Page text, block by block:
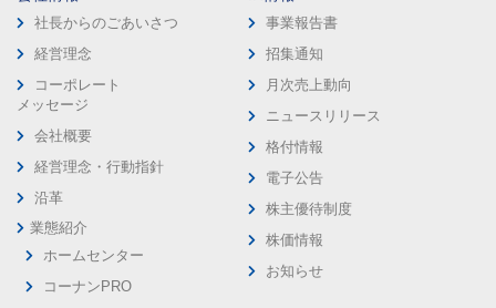
社長からのごあいさつ
経営理念
コーポレート
メッセージ
会社概要
経営理念・行動指針
沿革
業態紹介
ホームセンター
コーナンPRO
事業報告書
招集通知
月次売上動向
ニュースリリース
格付情報
電子公告
株主優待制度
株価情報
お知らせ